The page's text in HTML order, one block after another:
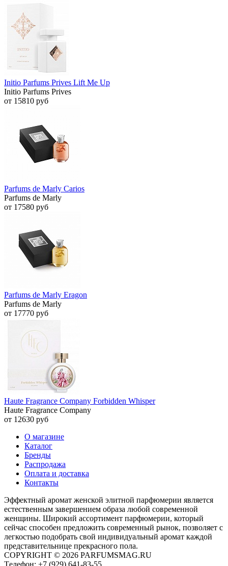
Initio Parfums Prives Lift Me Up
Initio Parfums Prives
от 15810 руб
Parfums de Marly Carios
Parfums de Marly
от 17580 руб
Parfums de Marly Eragon
Parfums de Marly
от 17770 руб
Haute Fragrance Company Forbidden Whisper
Haute Fragrance Company
от 12630 руб
О магазине
Каталог
Бренды
Распродажа
Оплата и доставка
Контакты
Эффектный аромат женской элитной парфюмерии является
естественным завершением образа любой современной
женщины. Широкий ассортимент парфюмерии, который
сейчас способен предложить современный рынок, позволяет с
легкостью подобрать свой индивидуальный аромат каждой
представительнице прекрасного пола.
COPYRIGHT © 2026 PARFUMSMAG.RU